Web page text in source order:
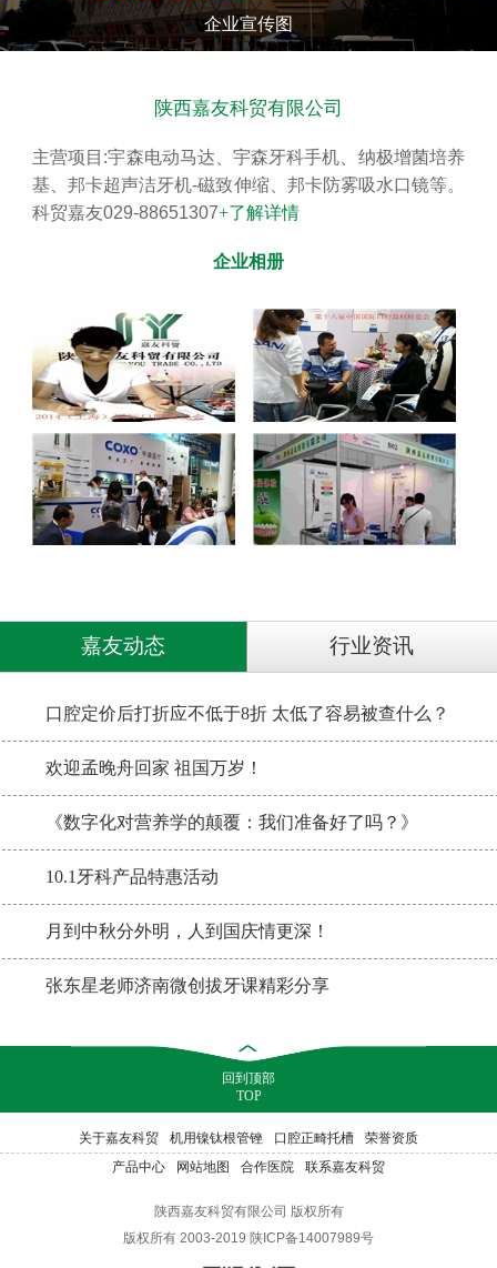
企业宣传图
陕西嘉友科贸有限公司
主营项目:宇森电动马达、宇森牙科手机、纳极增菌培养
基、邦卡超声洁牙机-磁致伸缩、邦卡防雾吸水口镜等。
科贸嘉友029-88651307+了解详情
企业相册
嘉友动态 行业资讯
口腔定价后打折应不低于8折 太低了容易被查什么？
欢迎孟晚舟回家 祖国万岁！
《数字化对营养学的颠覆：我们准备好了吗？》
10.1牙科产品特惠活动
月到中秋分外明，人到国庆情更深！
张东星老师济南微创拔牙课精彩分享
回到顶部
TOP
关于嘉友科贸 机用镍钛根管锉 口腔正畸托槽
荣誉资质
产品中心
网站地图 合作医院 联系嘉友科贸
陕西嘉友科贸有限公司 版权所有
版权所有 2003-2019 陕ICP备14007989号